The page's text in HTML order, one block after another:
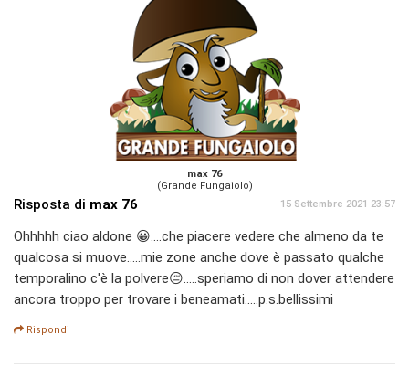
max 76
(Grande Fungaiolo)
Risposta di max 76 15 Settembre 2021 23:57
Ohhhhh ciao aldone 😀....che piacere vedere che almeno da te
qualcosa si muove.....mie zone anche dove è passato qualche
temporalino c'è la polvere😔.....speriamo di non dover attendere
ancora troppo per trovare i beneamati.....p.s.bellissimi
Rispondi